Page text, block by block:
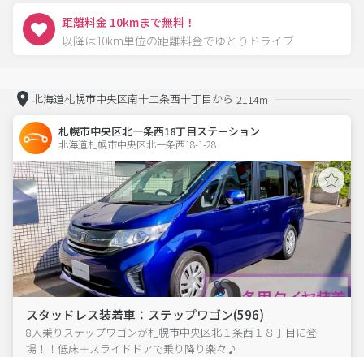
距離料金 10kmまで無料！
以降は10km単位の距離料金でゆとりドライブ
北海道札幌市中央区南十二条西十丁目から 2114m
札幌市中央区北一条西18丁目ステーション
北海道札幌市中央区北一条西18-1-28
スタッドレス装着車：ステップワゴン(596)
8人乗りステップワゴンが札幌市中央区北１条西１８丁目に登
場！！低床＋スライドドアで乗り降り楽々♪